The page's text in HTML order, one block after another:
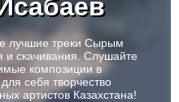
лучшие треки Сырым
и скачивания. Слушайте
композиции в
себя творчество
артистов Казахстана!